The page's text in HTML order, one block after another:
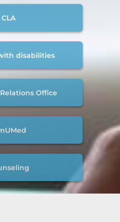
CLA
disabilities
Office